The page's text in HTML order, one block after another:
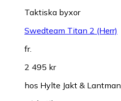
Taktiska byxor
Swedteam Titan 2 (Herr)
fr.
2 495 kr
hos Hylte Jakt & Lantman